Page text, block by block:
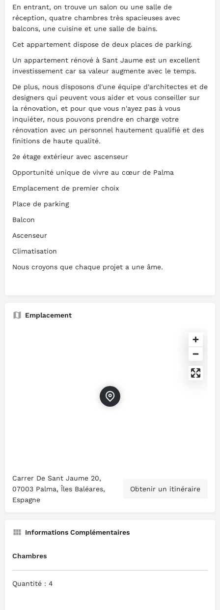
En entrant, on trouve un salon ou une salle de
réception, quatre chambres très spacieuses avec
balcons, une cuisine et une salle de bains.
Cet appartement dispose de deux places de parking.
Un appartement rénové à Sant Jaume est un excellent
investissement car sa valeur augmente avec le temps.
De plus, nous disposons d'une équipe d'architectes et de
designers qui peuvent vous aider et vous conseiller sur
la rénovation, et pour que vous n'ayez pas à vous
inquiéter, nous pouvons prendre en charge votre
rénovation avec un personnel hautement qualifié et des
finitions de haute qualité.
2e étage extérieur avec ascenseur
Opportunité unique de vivre au cœur de Palma
Emplacement de premier choix
Place de parking
Balcon
Ascenseur
Climatisation
Nous croyons que chaque projet a une âme.
Emplacement
Carrer De Sant Jaume 20,
07003 Palma, Îles Baléares,
Espagne
Obtenir un itinéraire
Informations Complémentaires
Chambres
Quantité : 4